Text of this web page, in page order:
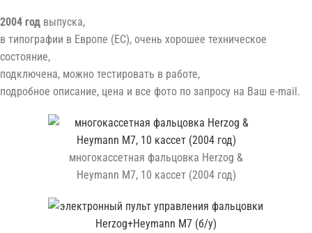
2004 год выпуска,
в типографии в Европе (ЕС), очень хорошее техническое
состояние,
подключена, можно тестировать в работе,
подробное описание, цена и все фото по запросу на Ваш e-mail.
многокассетная фальцовка Herzog &
Heymann M7, 10 кассет (2004 год)